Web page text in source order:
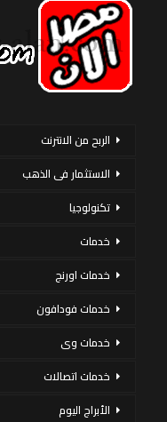
الربح من الانترنت
الاستثمار فى الذهب
تكنولوجيا
خدمات
خدمات اورنج
خدمات فودافون
خدمات وى
خدمات اتصالات
الأبراج اليوم